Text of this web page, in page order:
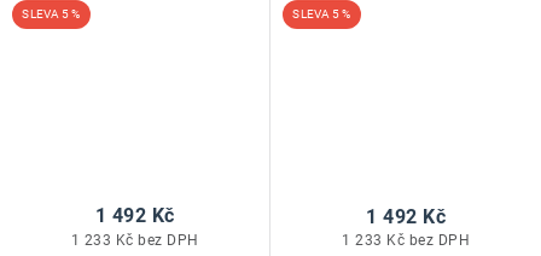
5 %
1 233 Kč bez DPH
1 492 Kč
5 %
1 233 Kč bez DPH
1 492 Kč